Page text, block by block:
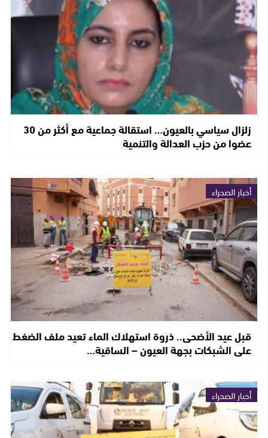
زلزال سياسي بالعيون… استقالة جماعية مع أكثر من 30
عضوا من حزب العدالة والتنمية
أخبار الصحراء
قبل عيد الأضحى.. ذروة استهلاك الماء تعيد ملف الضغط
على الشبكات بجهة العيون – الساقية…
أخبار الصحراء